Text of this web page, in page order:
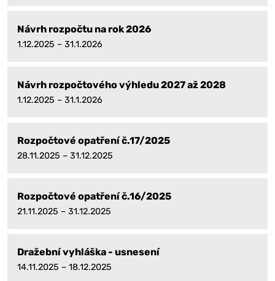
Návrh rozpočtu na rok 2026
1.12.2025 – 31.1.2026
Návrh rozpočtového výhledu 2027 až 2028
1.12.2025 – 31.1.2026
Rozpočtové opatření č.17/2025
28.11.2025 – 31.12.2025
Rozpočtové opatření č.16/2025
21.11.2025 – 31.12.2025
Dražební vyhláška - usnesení
14.11.2025 – 18.12.2025